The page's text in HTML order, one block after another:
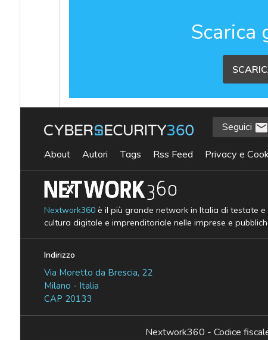
Scarica
Seguici
About Autori Tags Rss Feed Privacy e
Nextwork360è il più grande network in Italia di testate e
cultura digitale e imprenditoriale nelle imprese e
Indirizzo
Via Moretto da Brescia, 22
Milano - Italia
CAP 20133
Nextwork360 - Codice